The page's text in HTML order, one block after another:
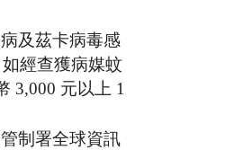
及茲卡病毒感
經查獲病媒蚊
3,000 元以上 1
制署全球資訊